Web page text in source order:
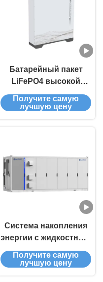
Батарейный пакет
LiFePO4 высокой
емкости 51.2V 300Ah с
накопителем энергии
Получите самую
лучшую цену
Система накопления
энергии с жидкостным
охлаждением Hua
Power HC5010L 5015.96
Получите самую
лучшую цену